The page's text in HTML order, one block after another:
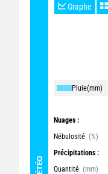
MÉTÉO
Graphe
Pluie(mm)
Nuages :
Nébulosité (%)
Précipitations :
Quantité (mm)